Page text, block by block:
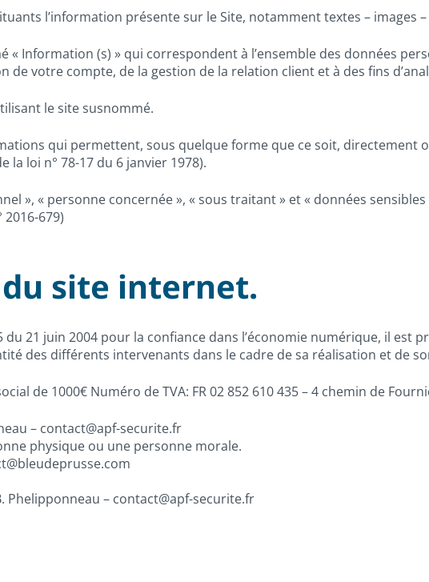
l’information présente sur le Site, notamment textes – images –
« Information (s) » qui correspondent à l’ensemble des données
de votre compte, de la gestion de la relation client et à des fins
le site susnommé.
qui permettent, sous quelque forme que ce soit, directement
la loi n° 78-17 du 6 janvier 1978).
», « personne concernée », « sous traitant » et « données
679)
site internet.
du 21 juin 2004 pour la confiance dans l’économie numérique, il est
des différents intervenants dans le cadre de sa réalisation et de
de 1000€ Numéro de TVA: FR 02 852 610 435 – 4 chemin de
– contact@apf-securite.fr
physique ou une personne morale.
Phelipponneau – contact@apf-securite.fr